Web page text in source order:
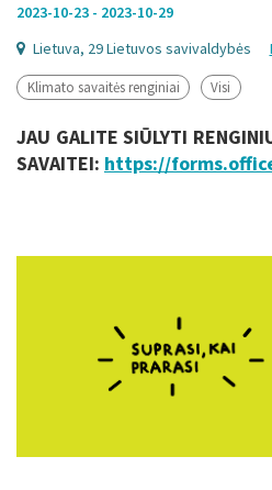
2023-10-23 - 2023-10-29
Lietuva, 29 Lietuvos savivaldybės
Klimato savaitės renginiai Visi
JAU GALITE SIŪLYTI
SAVAITEI: https://